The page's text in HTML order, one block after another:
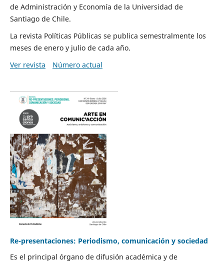
de Administración y Economía de la Universidad de
Santiago de Chile.
La revista Políticas Públicas se publica semestralmente los
meses de enero y julio de cada año.
Ver revista
Número actual
Re-presentaciones: Periodismo, comunicación y sociedad
Es el principal órgano de difusión académica y de